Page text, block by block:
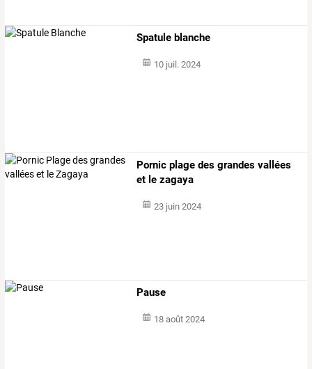
Spatule blanche
10 juil. 2024
Pornic plage des grandes vallées
et le zagaya
23 juin 2024
Pause
18 août 2024